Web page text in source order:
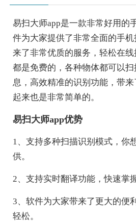
易扫大师app是一款非常好用的
件为大家提供了非常全面的手
来了非常优质的服务，轻松在
都是免费的，各种物体都可以
息，高效精准的识别功能，带
起来也是非常简单的。
易扫大师app优势
1、支持多种扫描识别模式，你
供。
2、支持实时翻译功能，快速掌
3、软件为大家带来了更大的便
轻松。